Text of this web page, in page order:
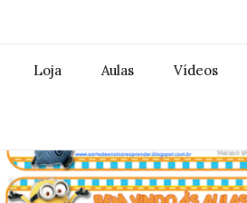
Loja Aulas Vídeos